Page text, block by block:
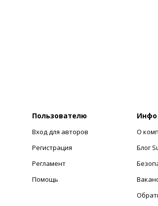
Пользователю
Вход для авторов
Регистрация
Регламент
Помощь
Инфо
О
Блог